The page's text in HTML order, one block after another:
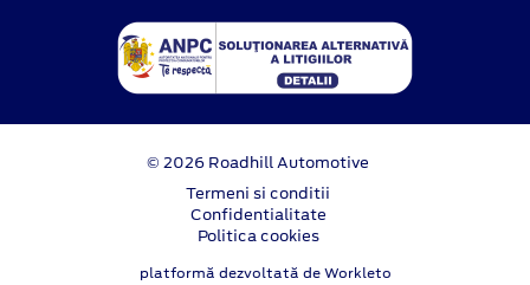
© 2026 Roadhill Automotive
Termeni si conditii
Confidentialitate
Politica cookies
platformă dezvoltată de Workleto